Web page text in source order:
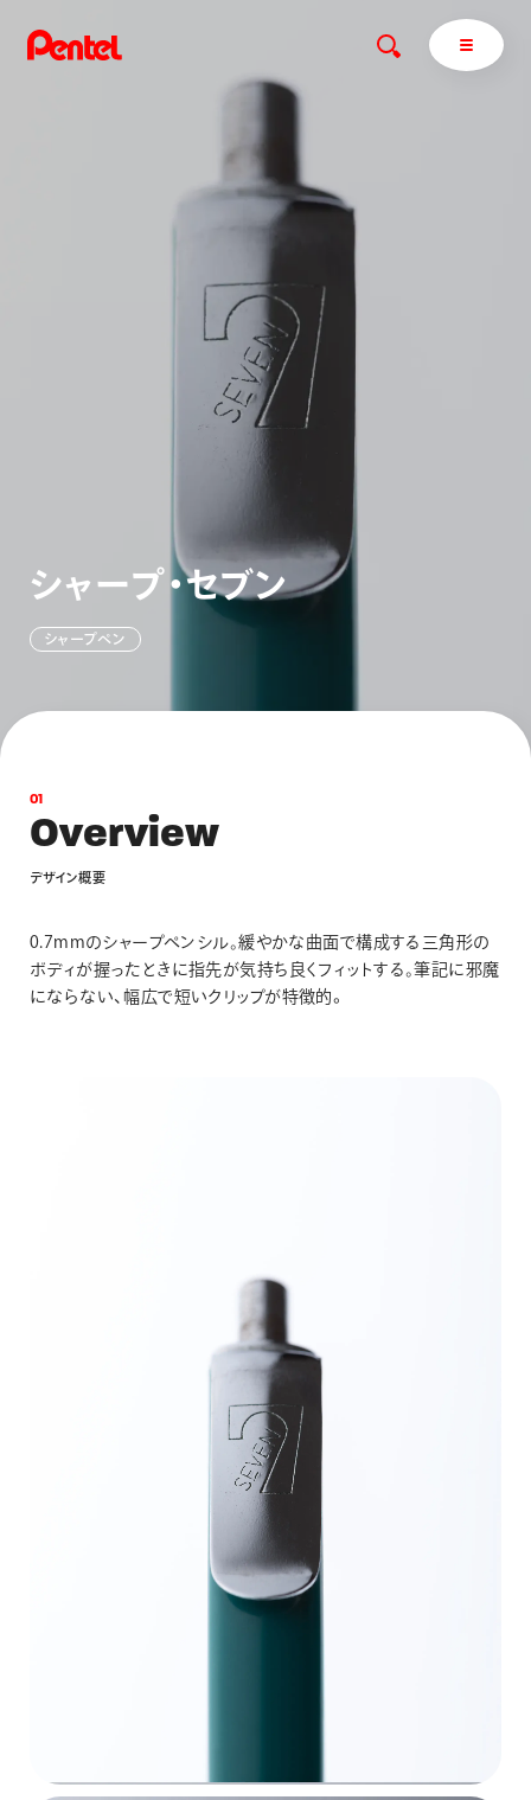
サインペン
ボールペン
マーカー
シャープペン
画材
その他
ぺんてるについて
ぺんてるについてトップ
メッセージ
シャ ープ・セブン
シャ ープペ ン
01
Overview
デザイン概要
0.7mmのシャープペンシル｡緩やかな曲面で構成する三角形の
ボディが握ったときに指先が気持ち良くフィットする｡筆記に邪魔
にならない、幅広で短いクリップが特徴的。